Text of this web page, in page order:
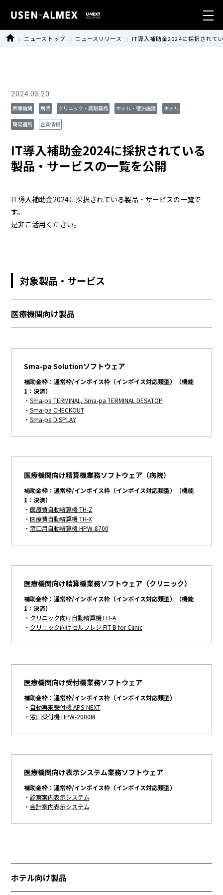
業種別ソリューション
導入事例
ニュース
サステナビリティ
U-NEXT HOLDINGS
ALMEX Blog
資料請求・お問い合わせ
ニューストップ ニュースリリース IT導入補助金2024に採択されて
2024.05.20
医療機関 病院 クリニック・調剤薬局 ホテル・宿泊施設 ホテル
簡易宿所 企業情報
IT導入補助金2024に採択されている
製品・サービスの一覧を公開
IT導入補助金2024に採択されている製品・サービスの一覧で
す。
是非ご活用ください。
対象製品・サービス
医療機関向け製品
Sma-pa Solutionソフトウェア
補助金枠：通常枠/インボイス枠（インボイス対応類型）（機能
1：決済）
・ Sma-pa TERMINAL, Sma-pa TERMINAL DESKTOP
・ Sma-pa CHECKOUT
・ Sma-pa DISPLAY
医療機関向け精算機業務ソフトウェア（病院）
補助金枠：通常枠/インボイス枠（インボイス対応類型）（機能
1：決済）
・ 医療費自動精算機 TH-Z
・ 医療費自動精算機 TH-X
・ 窓口用自動精算機 HPW-8700
医療機関向け精算機業務ソフトウェア（クリニック）
補助金枠：通常枠/インボイス枠（インボイス対応類型）（機能
1：決済）
・ クリニック向け自動精算機 FIT-A
・ クリニック向けセルフレジ FIT-B for Clinic
医療機関向け受付機業務ソフトウェア
補助金枠：通常枠/インボイス枠（インボイス対応類型）
・ 自動再来受付機 APS-NEXT
・ 窓口受付機 HPW-2000M
医療機関向け表示システム業務ソフトウェア
補助金枠：通常枠/インボイス枠（インボイス対応類型）
・ 診察案内表示システム
・ 会計案内表示システム
ホテル向け製品